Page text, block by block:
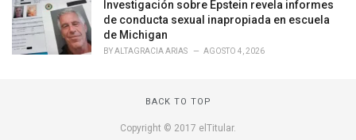
Investigación sobre Epstein revela informes
de conducta sexual inapropiada en escuela
de Michigan
BYALTAGRACIA ARIAS AGOSTO 4, 2026
BACK TO TOP
Copyright © 2017 elTitular.